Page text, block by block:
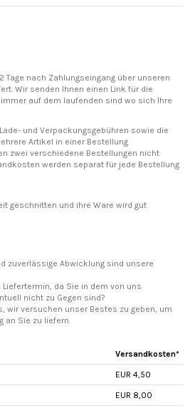
Tage nach Zahlungseingang über unseren
Wir senden Ihnen einen Link für die
auf dem laufenden sind wo sich Ihre
und Verpackungsgebühren sowie die
Artikel in einer Bestellung
zwei verschiedene Bestellungen nicht
werden separat für jede Bestellung
geschnitten und ihre Ware wird gut
zuverlässige Abwicklung sind unsere
da Sie in dem von uns
nicht zu Gegen sind?
wir versuchen unser Bestes zu geben, um
an Sie zu liefern.
Versandkosten*
EUR 4,50
EUR 8,00